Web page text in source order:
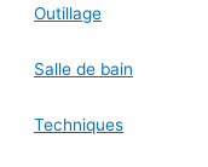
Outillage
Salle de bain
Techniques